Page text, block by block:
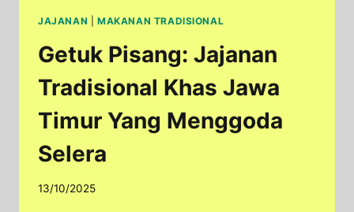
JAJANAN MAKANAN TRADISIONAL
Getuk Pisang: Jajanan
Tradisional Khas Jawa
Timur Yang Menggoda
Selera
13/10/2025